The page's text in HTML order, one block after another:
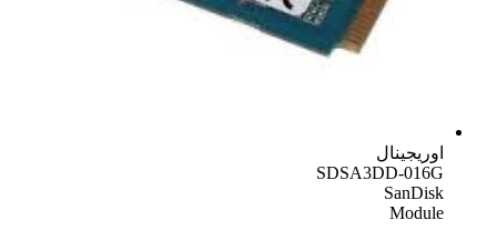
اوریجینال
SDSA3DD-016G
SanDisk
Module